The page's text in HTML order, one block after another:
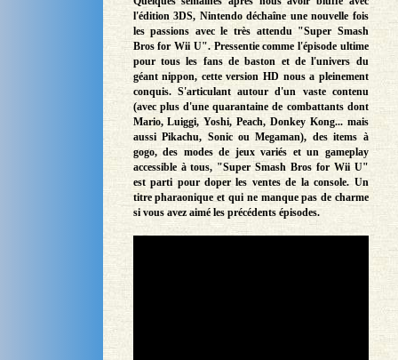
l'édition 3DS, Nintendo déchaîne une nouvelle fois
les passions avec le très attendu "Super Smash
Bros for Wii U". Pressentie comme l'épisode ultime
pour tous les fans de baston et de l'univers du
géant nippon, cette version HD nous a pleinement
conquis. S'articulant autour d'un vaste contenu
(avec plus d'une quarantaine de combattants dont
Mario, Luiggi, Yoshi, Peach, Donkey Kong... mais
aussi Pikachu, Sonic ou Megaman), des items à
gogo, des modes de jeux variés et un gameplay
accessible à tous, "Super Smash Bros for Wii U"
est parti pour doper les ventes de la console. Un
titre pharaonique et qui ne manque pas de charme
si vous avez aimé les précédents épisodes.